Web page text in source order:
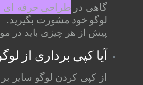
گاهی در طراحی حرفه ای
لوگو خود مشورت بگیرید.
پیش از هر چیزی باید در
آیا کپی برداری از
از کپی کردن لوگو سایر